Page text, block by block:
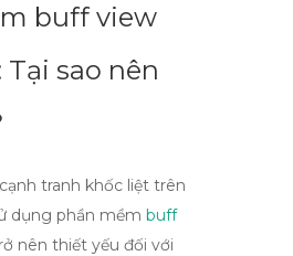
buff view
Tại sao nên
tranh khốc liệt trên
dụng phần mềm buff
nên thiết yếu đối với